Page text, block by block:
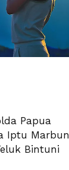
Papua
Iptu Marbun
Bintuni